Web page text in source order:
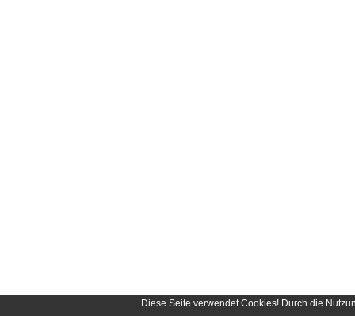
Diese Seite verwendet Cookies! Durch die